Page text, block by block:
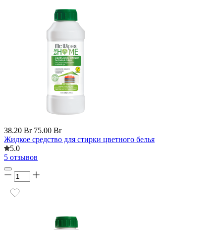
38.20 Br 75.00 Br
Жидкое средство для стирки цветного белья
5.0
5 отзывов